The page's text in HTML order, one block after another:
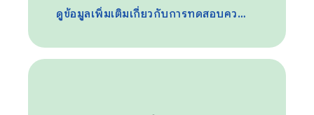
ดูข้อมูลเพิ่มเติมเกี่ยวกับการทดสอบความปลอดภัย